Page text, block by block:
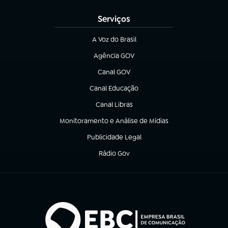
Serviços
A Voz do Brasil
(abre em nova aba)
Agência GOV
(abre em nova aba)
Canal GOV
(abre em nova aba)
Canal Educação
(abre em nova aba)
Canal Libras
(abre em nova aba)
Monitoramento e Análise de Mídias
(abre em nova aba)
Publicidade Legal
(abre em nova aba)
Rádio Gov
(abre em nova aba)